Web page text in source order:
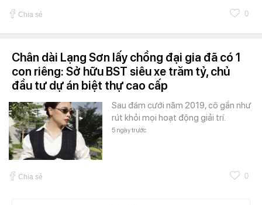
Chia sẻ 0
Chân dài Lạng Sơn lấy chồng đại gia đã có 1
con riêng: Sở hữu BST siêu xe trăm tỷ, chủ
đầu tư dự án biệt thự cao cấp
Sau đám cưới năm 2019, cô gần như
rút khỏi mọi hoạt động giải trí.
5 ngày trước
Chia sẻ 0